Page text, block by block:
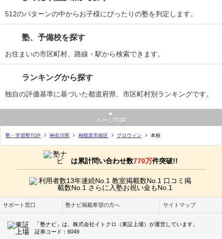
512のパターンの中からお子様にぴったりの塾を判定します。
塾、予備校を探す
お住まいの市区町村、路線・駅から検索できます。
ランキングから探す
独自の評価基準に基づいた都道府県、市区町村別ランキングです。
ページTOP
塾・学習塾TOP 神奈川県 相模原市南区 グロウィン 本校
は累計問い合わせ数770万件突破!!
サポート窓口 塾ナビ掲載希望の方へ サイトマップ
「塾ナビ」は、株式会社イトクロ（東証上場）が運営しています。
証券コード：6049